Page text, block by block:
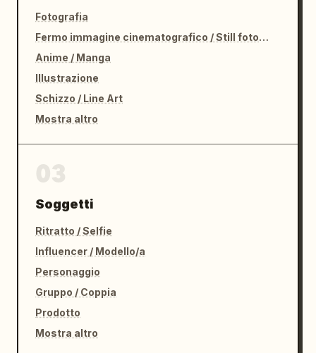
Fotografia
Fermo immagine cinematografico / Still fotografico
Anime / Manga
Illustrazione
Schizzo / Line Art
Mostra altro
Soggetti
Ritratto / Selfie
Influencer / Modello/a
Personaggio
Gruppo / Coppia
Prodotto
Mostra altro